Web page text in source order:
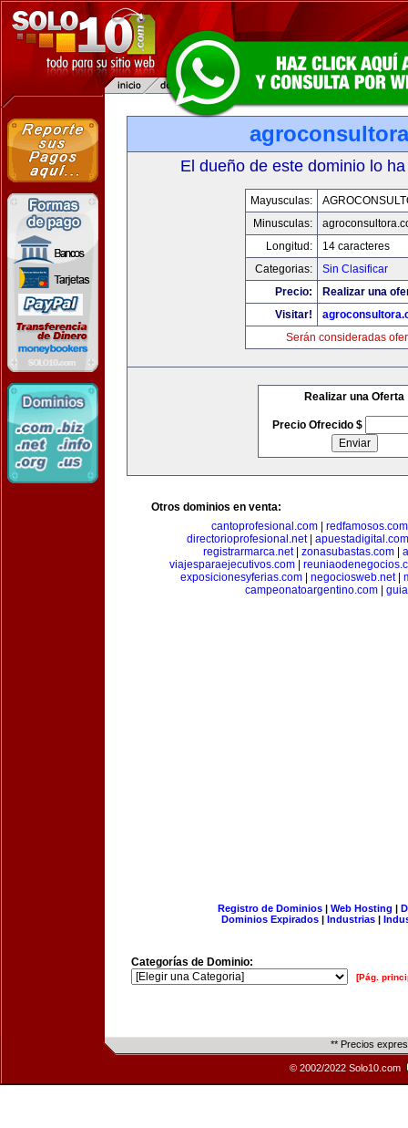
El dueño de este dominio lo
Mayusculas:
Minusculas:
Longitud:
14 caracteres
Categorias:
Sin Clasificar
Precio:
Realizar una
Visitar!
Serán consideradas
Realizar una Oferta
Precio Ofrecido $
Otros dominios en venta:
cantoprofesional.com
redfamosos.com
directorioprofesional.net| apuestadigital.com
registrarmarca.net| zonasubastas.com|
viajesparaejecutivos.com|
exposicionesyferias.com
negociosweb.net|
campeonatoargentino.com|
Registro de Dominios| Web Hosting |
Dominios Expirados | Industrias |
Categorías de Dominio:
[Pág.
** Precios
© 2002/2022 Solo10.com